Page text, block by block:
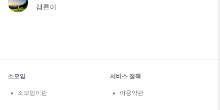
캠른이
소모임
소모임이란
서비스 정책
이용약관